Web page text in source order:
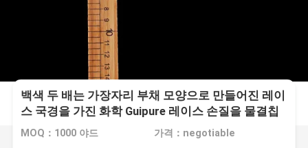
백색 두 배는 가장자리 부채 모양으로 만들어진 레이
스 국경을 가진 화학 Guipure 레이스 손질을 물결칩
니다
MOQ：1000 야드 가격：negotiable